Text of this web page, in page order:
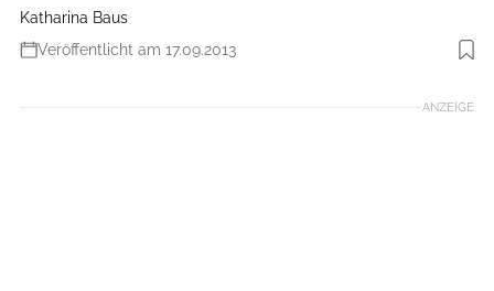
Katharina Baus
Veröffentlicht am 17.09.2013
Foto: Christoph Jorda
ANZEIGE